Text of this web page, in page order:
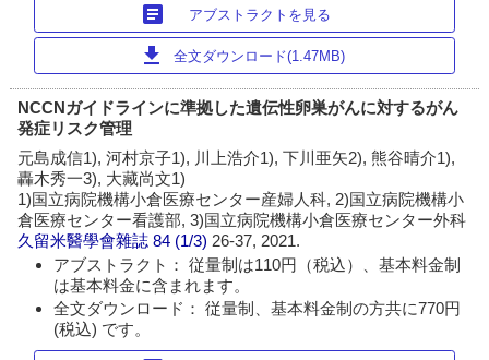
article アブストラクトを見る
download 全文ダウンロード(1.47MB)
NCCNガイドラインに準拠した遺伝性卵巣がんに対するがん
発症リスク管理
元島成信1), 河村京子1), 川上浩介1), 下川亜矢2), 熊谷晴介1),
轟木秀一3), 大藏尚文1)
1)国立病院機構小倉医療センター産婦人科, 2)国立病院機構小
倉医療センター看護部, 3)国立病院機構小倉医療センター外科
久留米醫學會雜誌 84 (1/3) 26-37, 2021.
アブストラクト： 従量制は110円（税込）、基本料金制
は基本料金に含まれます。
全文ダウンロード： 従量制、基本料金制の方共に770円
(税込) です。